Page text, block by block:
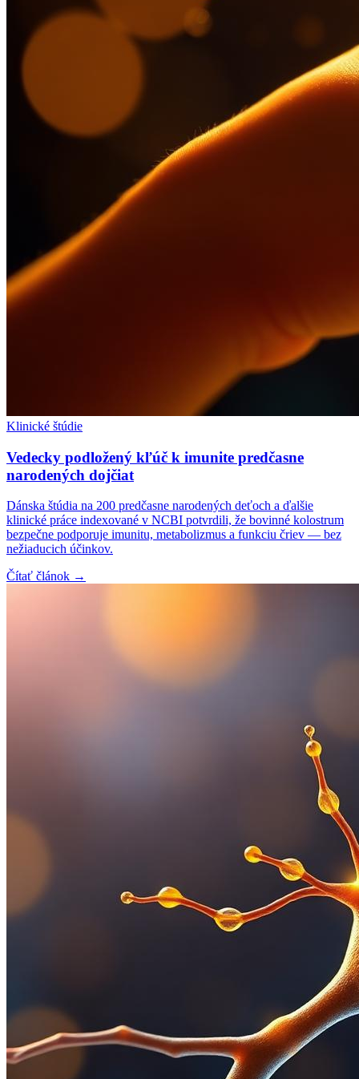
Klinické štúdie
Vedecky podložený kľúč k imunite predčasne
narodených dojčiat
Dánska štúdia na 200 predčasne narodených deťoch a ďalšie
klinické práce indexované v NCBI potvrdili, že bovinné kolostrum
bezpečne podporuje imunitu, metabolizmus a funkciu čriev — bez
nežiaducich účinkov.
Čítať článok →